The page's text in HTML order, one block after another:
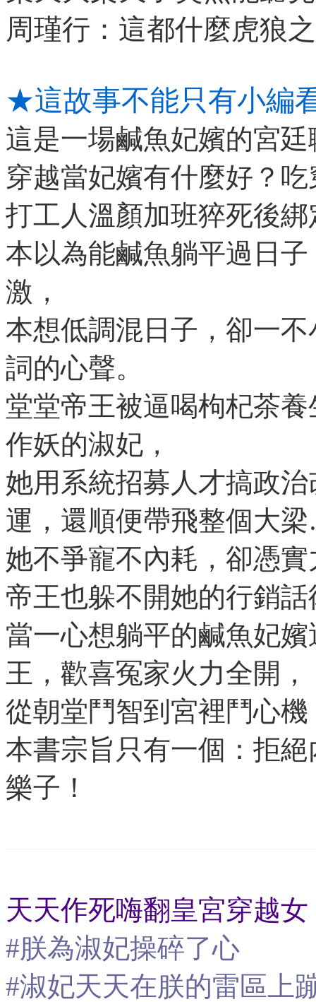
周瑾行：這都什麼虎狼
★這故事不能只有小編
這是一場鹹魚妃嬪的宮
穿越當妃嬪有什麼好？
打工人溫顏加班猝死後
本以為能鹹魚躺平過日
激，
本想低調混日子，卻一
詞的心聲。
堂堂帝王被逼喝枸杞茶
作妖的淑妃，
她用系統招募人才搞政
運，還順便帶飛整個大
她不爭寵不內耗，卻憑
帝王也躲不開她的行銷
當一心想躺平的鹹魚妃
王，歡喜冤家火力全開，
從朝堂鬥智到宮裡鬥心
本書宗旨只有一個：拒
樂子！
天天作死嗨翻皇宮穿越
#朕為淑妃操碎了心
#淑妃天天在朕的雷區上